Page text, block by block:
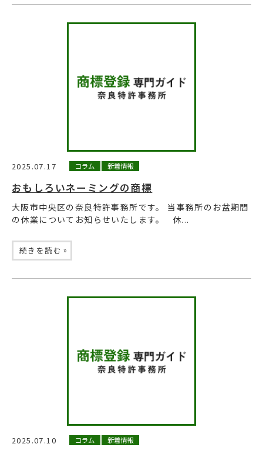
2025.07.17 コラム 新着情報
おもしろいネーミングの商標
大阪市中央区の奈良特許事務所です。 当事務所のお盆期間
の休業についてお知らせいたします。 休...
続きを読む »
2025.07.10 コラム 新着情報